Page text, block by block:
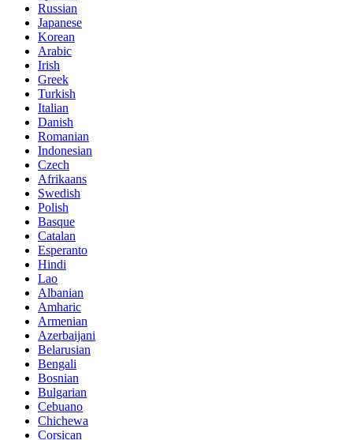
Russian
Japanese
Korean
Arabic
Irish
Greek
Turkish
Italian
Danish
Romanian
Indonesian
Czech
Afrikaans
Swedish
Polish
Basque
Catalan
Esperanto
Hindi
Lao
Albanian
Amharic
Armenian
Azerbaijani
Belarusian
Bengali
Bosnian
Bulgarian
Cebuano
Chichewa
Corsican